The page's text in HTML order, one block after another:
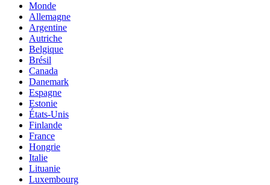
Monde
Allemagne
Argentine
Autriche
Belgique
Brésil
Canada
Danemark
Espagne
Estonie
États-Unis
Finlande
France
Hongrie
Italie
Lituanie
Luxembourg